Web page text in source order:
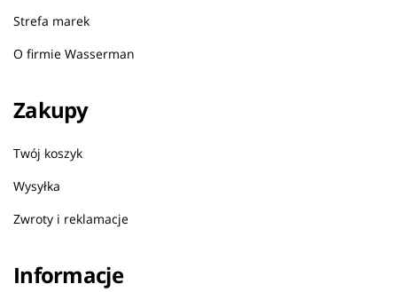
Strefa marek
O firmie Wasserman
Zakupy
Twój koszyk
Wysyłka
Zwroty i reklamacje
Informacje